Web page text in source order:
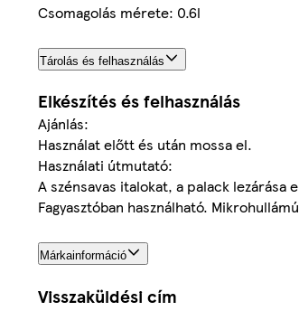
Csomagolás mérete: 0.6l
Tárolás és felhasználás
Elkészítés és felhasználás
Ajánlás:
Használat előtt és után mossa el.
Használati útmutató:
A szénsavas italokat, a palack
Fagyasztóban használható.
Márkainformáció
Visszaküldési cím